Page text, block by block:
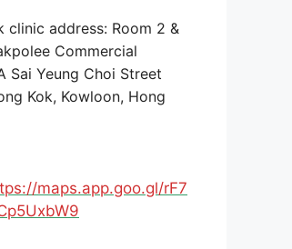
clinic address: Room 2 &
Commercial
Sai Yeung Choi Street
Kok, Kowloon, Hong
maps.app.goo.gl/rF7